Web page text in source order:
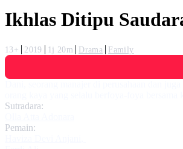
Ikhlas Ditipu
13+ 2019 1j 20m Drama
Family
Sutradara:
Pemain: